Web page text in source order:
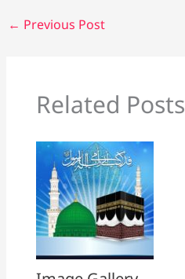
← Previous Post
Related Posts